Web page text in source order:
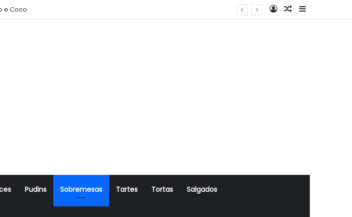
e Coco Log InArtigo Aleatório
Sidebar
Pudins Sobremesas Tartes Tortas Salgados